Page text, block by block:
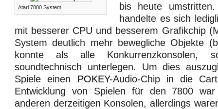
Atari 7800 System
bis heute
handelte es sich
mit besserer CPU und besserem Grafikchip
System deutlich mehr bewegliche Objekte
konnte als alle
soundtechnisch unterlegen. Um dies
Spiele einen POKEY-Audio-Chip in die
Entwicklung von Spielen für den 7800
anderen derzeitigen Konsolen, allerdings